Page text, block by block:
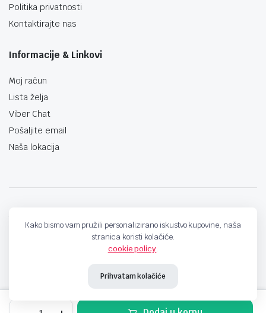
Politika privatnosti
Kontaktirajte nas
Informacije & Linkovi
Moj račun
Lista želja
Viber Chat
Pošaljite email
Naša lokacija
Kako bismo vam pružili personalizirano iskustvo kupovine, naša
stranica koristi kolačiće.
cookie policy.
Prihvatam kolačiće